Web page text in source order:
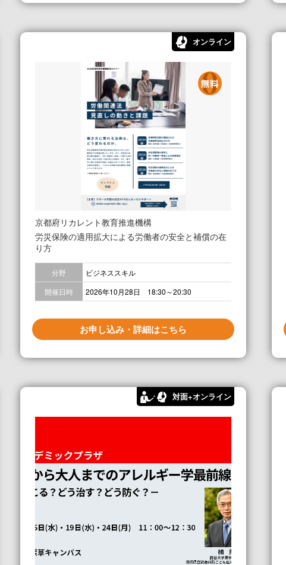
オンライン
京都府リカレント教育推進機構
労災保険の適用拡大による労働者の安全と補償の在
り方
分野
ビジネススキル
開催日時
2026年10月28日 18:30～20:30
お申し込み・詳細はこちら
対面+オンライン